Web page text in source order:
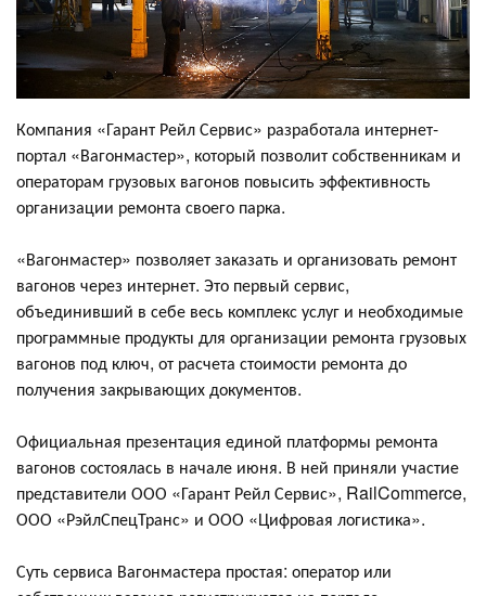
Компания «Гарант Рейл Сервис» разработала интернет-
портал «Вагонмастер», который позволит собственникам и
операторам грузовых вагонов повысить эффективность
организации ремонта своего парка.
«Вагонмастер» позволяет заказать и организовать ремонт
вагонов через интернет. Это первый сервис,
объединивший в себе весь комплекс услуг и необходимые
программные продукты для организации ремонта грузовых
вагонов под ключ, от расчета стоимости ремонта до
получения закрывающих документов.
Официальная презентация единой платформы ремонта
вагонов состоялась в начале июня. В ней приняли участие
представители ООО «Гарант Рейл Сервис», RailCommerce,
ООО «РэйлСпецТранс» и ООО «Цифровая логистика».
Суть сервиса Вагонмастера простая: оператор или